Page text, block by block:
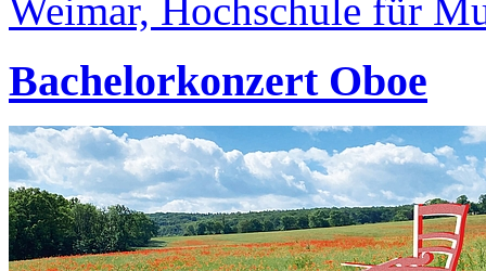
Weimar, Hochschule für
Bachelorkonzert Oboe